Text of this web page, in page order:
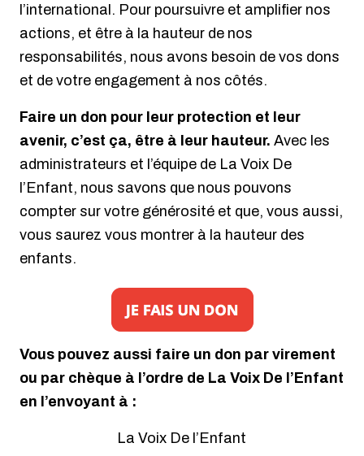
l’international. Pour poursuivre et amplifier nos
actions, et être à la hauteur de nos
responsabilités, nous avons besoin de vos dons
et de votre engagement à nos côtés.
Faire un don pour leur protection et leur
avenir, c’est ça, être à leur hauteur. Avec les
administrateurs et l’équipe de La Voix De
l’Enfant, nous savons que nous pouvons
compter sur votre générosité et que, vous aussi,
vous saurez vous montrer à la hauteur des
enfants.
Vous pouvez aussi faire un don par virement
ou par chèque à l’ordre de La Voix De l’Enfant
en l’envoyant à :
La Voix De l’Enfant